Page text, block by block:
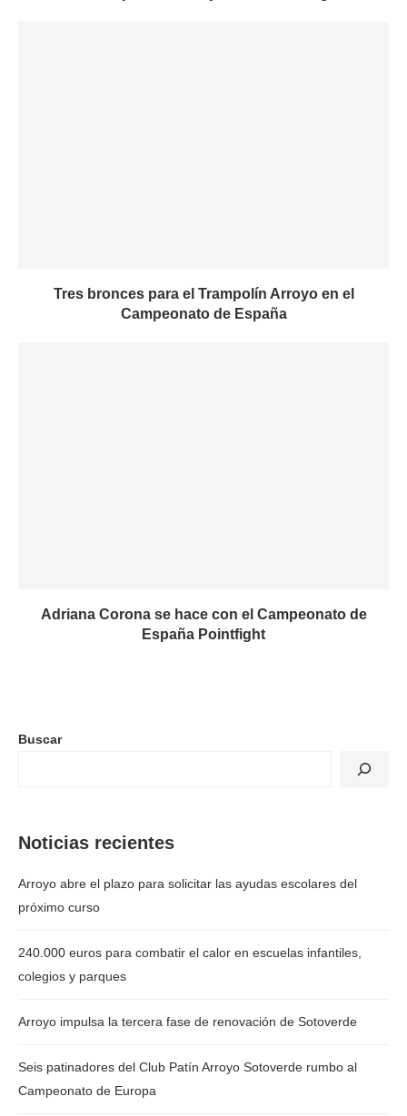
Tres bronces para el Trampolín Arroyo en el
Campeonato de España
Adriana Corona se hace con el Campeonato de
España Pointfight
Buscar
Noticias recientes
Arroyo abre el plazo para solicitar las ayudas escolares del
próximo curso
240.000 euros para combatir el calor en escuelas infantiles,
colegios y parques
Arroyo impulsa la tercera fase de renovación de Sotoverde
Seis patinadores del Club Patín Arroyo Sotoverde rumbo al
Campeonato de Europa